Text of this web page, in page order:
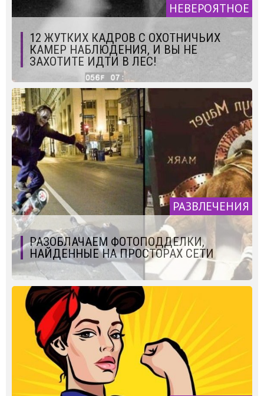
НЕВЕРОЯТНОЕ
12 ЖУТКИХ КАДРОВ С ОХОТНИЧЬИХ
КАМЕР НАБЛЮДЕНИЯ, И ВЫ НЕ
ЗАХОТИТЕ ИДТИ В ЛЕС!
РАЗВЛЕЧЕНИЯ
РАЗОБЛАЧАЕМ ФОТОПОДДЕЛКИ,
НАЙДЕННЫЕ НА ПРОСТОРАХ СЕТИ